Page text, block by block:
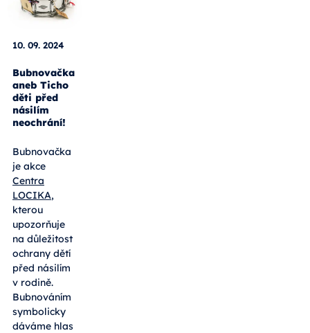
10. 09. 2024
Bubnovačka
aneb Ticho
děti před
násilím
neochrání!
Bubnovačka
je akce
Centra
LOCIKA,
kterou
upozorňuje
na důležitost
ochrany dětí
před násilím
v rodině.
Bubnováním
symbolicky
dáváme hlas